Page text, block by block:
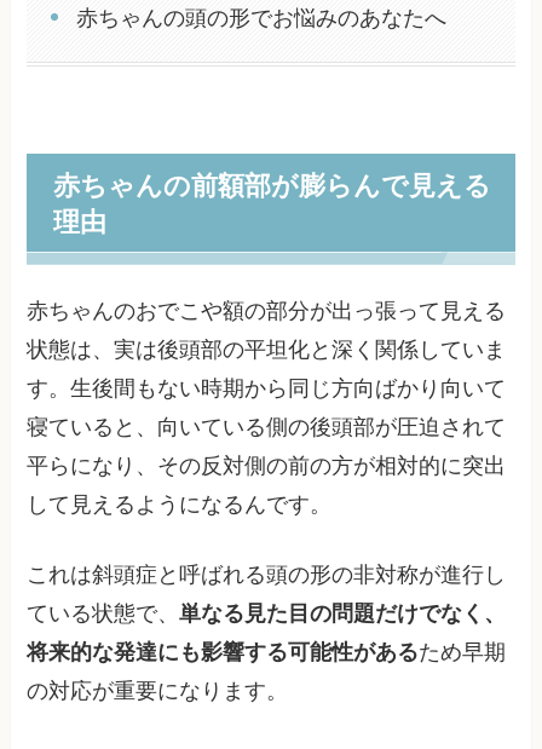
赤ちゃんの頭の形でお悩みのあなたへ
赤ちゃんの前額部が膨らんで見える
理由
赤ちゃんのおでこや額の部分が出っ張って見える
状態は、実は後頭部の平坦化と深く関係していま
す。生後間もない時期から同じ方向ばかり向いて
寝ていると、向いている側の後頭部が圧迫されて
平らになり、その反対側の前の方が相対的に突出
して見えるようになるんです。
これは斜頭症と呼ばれる頭の形の非対称が進行し
ている状態で、単なる見た目の問題だけでなく、
将来的な発達にも影響する可能性があるため早期
の対応が重要になります。